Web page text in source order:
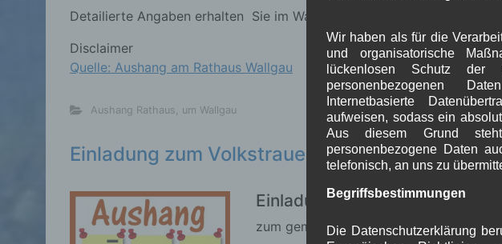
Detailierte Angaben erhalten Sie im Wallgauer Rathaus.
Disclaimer
Quelle: Aushang am Rathaus Wallgau
Aushang Rathaus um Wallgau
Einladung zum Volkstrauertag
Einladung
zum gemeinsamen Gedenken anläßlich
Wir haben als für die
und organisatorische
lückenlosen Schutz der
personenbezogenen
Internetbasierte
aufweisen, sodass ein
Aus diesem Grund
personenbezogene Daten
telefonisch, an uns zu
Begriffsbestimmungen
Die Datenschutzerklärung